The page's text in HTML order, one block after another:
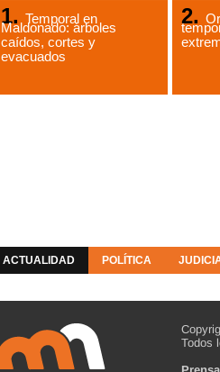
Temporal en
Maldonado: árboles
caídos, cortes y
evacuados
ACTUALIDAD POLÍTICA
Todos